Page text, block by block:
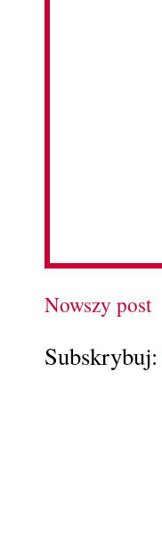
Nowszy post
Subskrybuj: